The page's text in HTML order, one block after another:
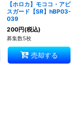
【ホロカ】モココ・アビ
スガード【SR】hBP03-
039
200円(税込)
募集数5枚
売却する